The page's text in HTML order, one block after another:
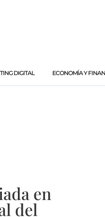
DIGITAL ECONOMÍA Y
en
del